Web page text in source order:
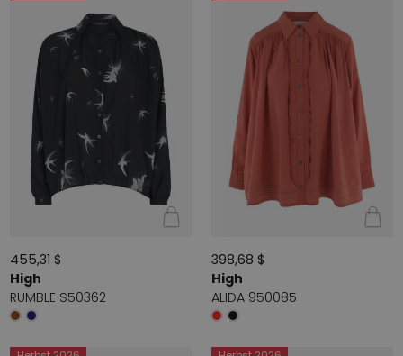
455,31 $
High
RUMBLE S50362
398,68 $
High
ALIDA 950085